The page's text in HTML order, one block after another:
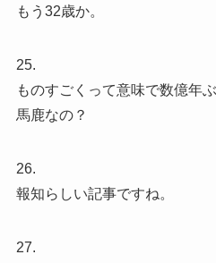
もう32歳か。
25.
ものすごくって意味で数億年
馬鹿なの？
26.
報知らしい記事ですね。
27.